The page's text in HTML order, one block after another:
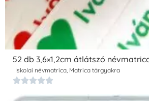
52 db 3,6×1,2cm átlátszó
Iskolai névmatrica Matrica tárgyakra
